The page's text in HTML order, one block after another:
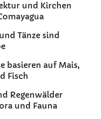
und Kirchen
Tänze sind
basieren auf Mais,
Fisch
Regenwälder
und Fauna